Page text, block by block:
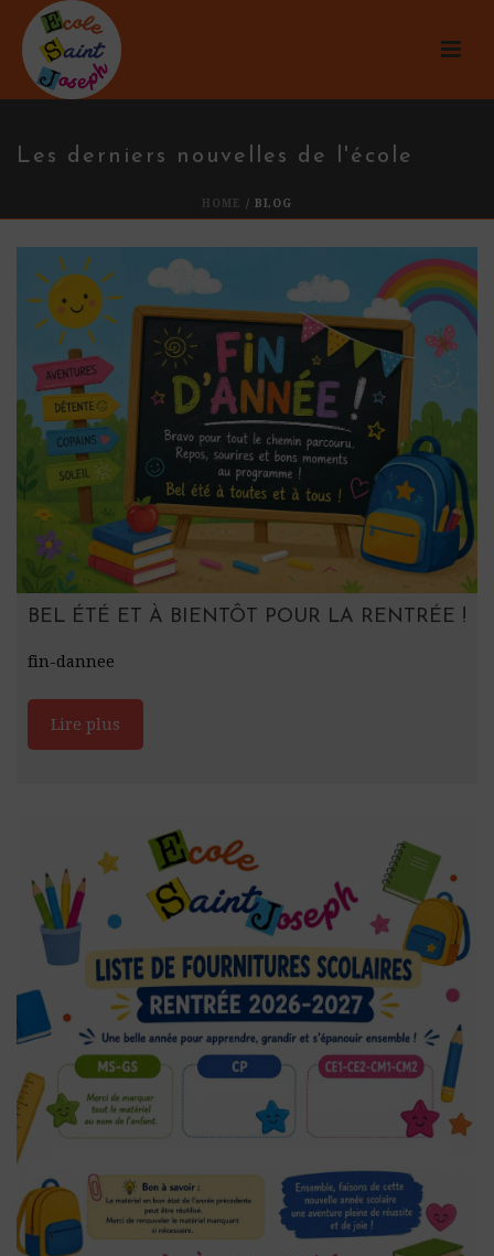
Les derniers nouvelles de l'école
HOME / BLOG
BEL ÉTÉ ET À BIENTÔT POUR LA RENTRÉE !
fin-dannee
Lire plus